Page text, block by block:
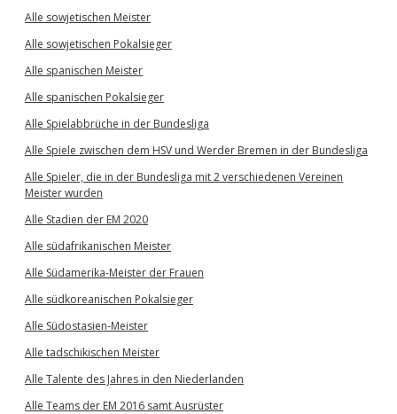
Alle sowjetischen Meister
Alle sowjetischen Pokalsieger
Alle spanischen Meister
Alle spanischen Pokalsieger
Alle Spielabbrüche in der Bundesliga
Alle Spiele zwischen dem HSV und Werder Bremen in der Bundesliga
Alle Spieler, die in der Bundesliga mit 2 verschiedenen Vereinen
Meister wurden
Alle Stadien der EM 2020
Alle südafrikanischen Meister
Alle Südamerika-Meister der Frauen
Alle südkoreanischen Pokalsieger
Alle Südostasien-Meister
Alle tadschikischen Meister
Alle Talente des Jahres in den Niederlanden
Alle Teams der EM 2016 samt Ausrüster